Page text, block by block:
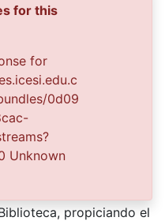
su octavo
y Fílmico del
de la Biblioteca
Garcés Borrero, por
con la Secretaria
el fin de aunar
preservación y
comunidad
los estudiantes e
propiciando el
for this
for
0d09
Unknown